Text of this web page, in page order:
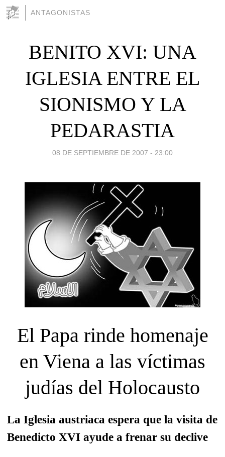
ANTAGONISTAS
BENITO XVI: UNA
IGLESIA ENTRE EL
SIONISMO Y LA
PEDARASTIA
08 DE SEPTIEMBRE DE 2007 - 23:00
El Papa rinde homenaje
en Viena a las víctimas
judías del Holocausto
La Iglesia austriaca espera que la visita de
Benedicto XVI ayude a frenar su declive